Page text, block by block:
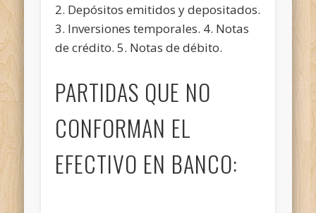
2. Depósitos emitidos y depositados.
3. Inversiones temporales. 4. Notas
de crédito. 5. Notas de débito.
PARTIDAS QUE NO
CONFORMAN EL
EFECTIVO EN BANCO: